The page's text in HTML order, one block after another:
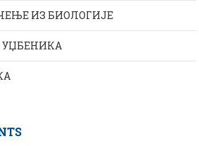
ИЗ БИОЛОГИЈЕ
УЏБЕНИКА